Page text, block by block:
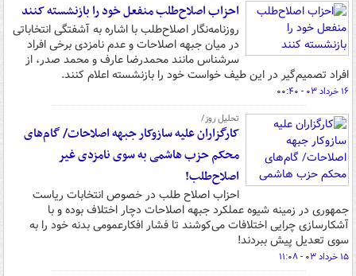
احزاب اصلاح‌طلب منفعل خود را بازنشسته کنند
روزنامه‌نگار اصلاح‌طلب با اشاره به آشفتگی انتخاباتی
در میان جبهه اصلاحات و عدم نامزدی برخی افراد
سرشناس مانند محمدرضا عارف و محمد صدر، از
افراد تصمیم‌گیر در این طیف خواست خود را بازنشسته اعلام کنند.
۱۶ خرداد ۰۳ - ۰۰:۴۰
تحلیل روز/
کارگزاران علیه سازوکار جبهه اصلاحات/ گام‌های
محکم حزب هاشمی به سوی نامزدی غیر
اصلاح‌طلب!
احزاب اصلاح طلب در خصوص انتخابات ریاست
جمهوری در زمینه شیوه عملکرد جبهه اصلاحات دچار اختلاف بوده و با
آشکارسازی چرایی اختلافات می‌کوشند تا فشار افکارعمومی بدنه خود را به
سوی تعدیل پیش ببردند!
۱۵ خرداد ۰۳ - ۱۱:۰۸